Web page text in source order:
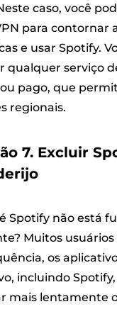
caso, você
para contornar
e usar Spotify.
qualquer serviço
pago, que
regionais.
7. Excluir
Spotify não está
Muitos
os
incluindo
mais lentamente